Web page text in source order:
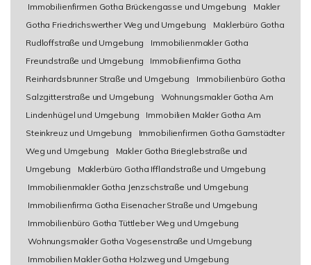
Immobilienfirmen Gotha Brückengasse und Umgebung
Makler
Gotha Friedrichswerther Weg und Umgebung
Maklerbüro Gotha
Rudloffstraße und Umgebung
Immobilienmakler Gotha
Freundstraße und Umgebung
Immobilienfirma Gotha
Reinhardsbrunner Straße und Umgebung
Immobilienbüro Gotha
Salzgitterstraße und Umgebung
Wohnungsmakler Gotha Am
Lindenhügel und Umgebung
Immobilien Makler Gotha Am
Steinkreuz und Umgebung
Immobilienfirmen Gotha Gamstädter
Weg und Umgebung
Makler Gotha Brieglebstraße und
Umgebung
Maklerbüro Gotha Ifflandstraße und Umgebung
Immobilienmakler Gotha Jenzschstraße und Umgebung
Immobilienfirma Gotha Eisenacher Straße und Umgebung
Immobilienbüro Gotha Tüttleber Weg und Umgebung
Wohnungsmakler Gotha Vogesenstraße und Umgebung
Immobilien Makler Gotha Holzweg und Umgebung